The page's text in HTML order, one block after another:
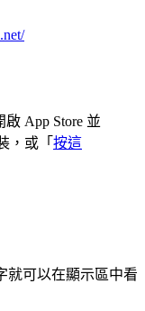
啟 App Store 並
，或「 按這
就可以在顯示區中看